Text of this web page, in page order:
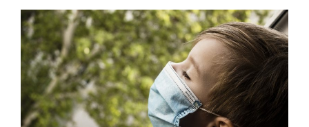
prisme
de
Molière
(3/3) »